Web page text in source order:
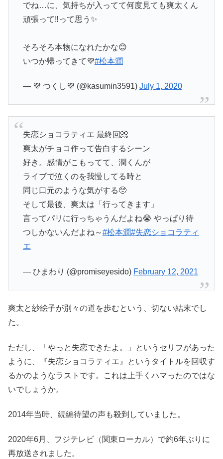
でね…に、気持ちが入ってて何度見ても爽太くん
頑張って‼️って思う✨
そろそろ本物になれたかな😊
いつか帰ってきて💜#松本潤
— 💜 つくし💜 (@kasumin3591) July 1, 2020
失恋ショコラティエ 最終回📀
爽太がチョコ作って告白するシーン
好き。感情がこもってて、潤くんが
ライブで泣くのを我慢してる時と
同じ口元のような気がする🥺
そして最後、爽太は「行ってきます」
言ってパリに行っちゃうんだよね😭 やっぱり待
つしかないんだよね～#松本潤#失恋ショコラティ
エ
— ひまわり (@promiseyesido) February 12, 2021
爽太と紗絵子が別々の道を歩むという、切ない結末でし
た。
ただし、「 やっと失恋できたよ。
」というセリフがあった
ように、『失恋ショコラティエ』というタイトルを回収す
るかのようなラストです。これは上手くハマったのではな
いでしょうか。
2014年当時、続編待望の声も殺到していました。
2020年6月、フジテレビ（関東ローカル）で約6年ぶりに
再放送されました。